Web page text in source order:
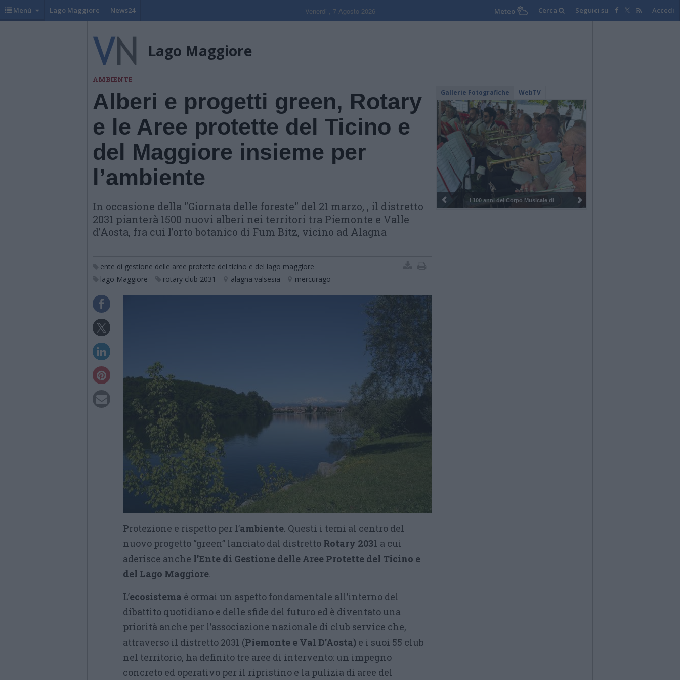
Menù Lago Maggiore News24 Venerdi , 7 Agosto 2026 Meteo Cerca Seguici su Accedi
Lago Maggiore
AMBIENTE
Alberi e progetti green, Rotary
e le Aree protette del Ticino e
del Maggiore insieme per
l’ambiente
In occasione della "Giornata delle foreste" del 21 marzo, , il distretto
2031 pianterà 1500 nuovi alberi nei territori tra Piemonte e Valle
d’Aosta, fra cui l’orto botanico di Fum Bitz, vicino ad Alagna
ente di gestione delle aree protette del ticino e del lago maggiore
lago Maggiore
rotary club 2031 alagna valsesia mercurago
Protezione e rispetto per l’ambiente. Questi i temi al centro del
nuovo progetto “green” lanciato dal distretto Rotary 2031 a cui
aderisce anche l’Ente di Gestione delle Aree Protette del Ticino e
del Lago Maggiore.
L’ecosistema è ormai un aspetto fondamentale all’interno del
dibattito quotidiano e delle sfide del futuro ed è diventato una
priorità anche per l’associazione nazionale di club service che,
attraverso il distretto 2031 (Piemonte e Val D’Aosta) e i suoi 55 club
nel territorio, ha definito tre aree di intervento: un impegno
concreto ed operativo per il ripristino e la pulizia di aree del
Gallerie Fotografiche WebTV
I 100 anni del Corpo Musicale di